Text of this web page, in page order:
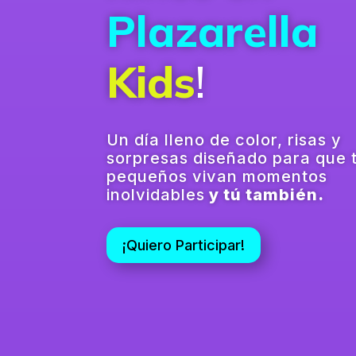
Plazarella
Kids!
Un día lleno de color, risas y
sorpresas diseñado para que
pequeños vivan momentos
inolvidables y tú también.
¡Quiero Participar!